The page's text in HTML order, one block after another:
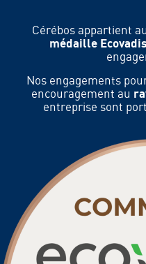
Cérébos appartient au
médaille Ecovadis
Nos engagements
encouragement au
entreprise sont